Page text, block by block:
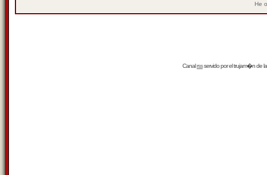
He
Canalrssservido por eltrujam�nde